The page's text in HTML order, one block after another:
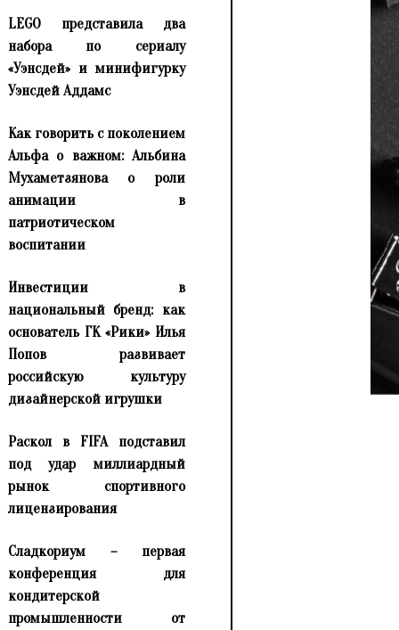
LEGO представила два
набора по сериалу
«Уэнсдей» и минифигурку
Уэнсдей Аддамс
Как говорить с поколением
Альфа о важном: Альбина
Мухаметзянова о роли
анимации в
патриотическом
воспитании
Инвестиции в
национальный бренд: как
основатель ГК «Рики» Илья
Попов развивает
российскую культуру
дизайнерской игрушки
Раскол в FIFA подставил
под удар миллиардный
рынок спортивного
лицензирования
Сладкориум – первая
конференция для
кондитерской
промышленности от